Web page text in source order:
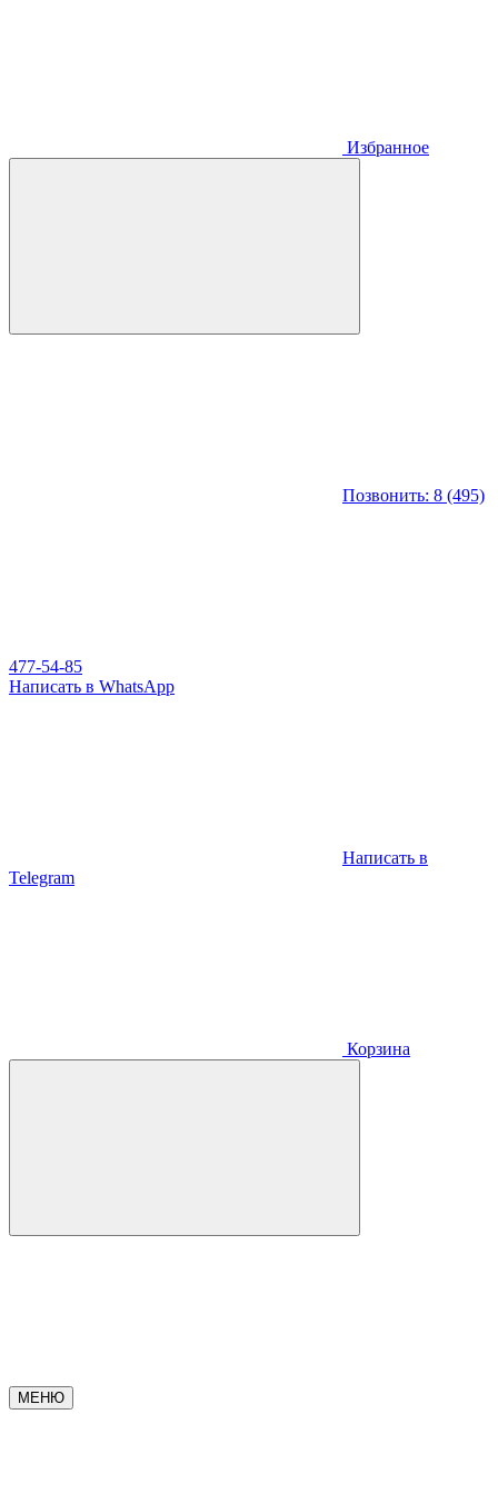
Избранное
Позвонить: 8 (495)
477-54-85
Написать в WhatsApp
Написать в
Telegram
Корзина
МЕНЮ